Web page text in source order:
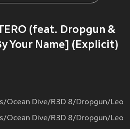
(feat. Dropgun &
Your Name] (Explicit)
Ocean Dive/R3D 8/Dropgun/Leo
Ocean Dive/R3D 8/Dropgun/Leo